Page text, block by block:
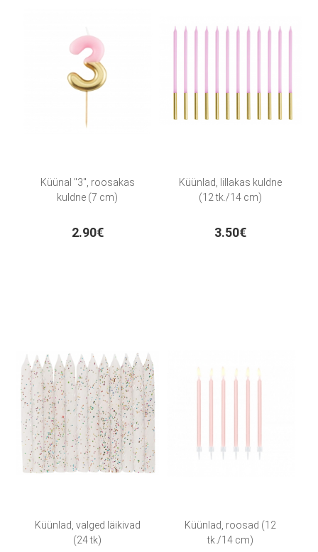
Küünal "3", roosakas
kuldne (7 cm)
2.90€
Küünlad, lillakas kuldne
(12 tk./14 cm)
3.50€
Küünlad, valged läikivad
(24 tk)
Küünlad, roosad (12
tk./14 cm)